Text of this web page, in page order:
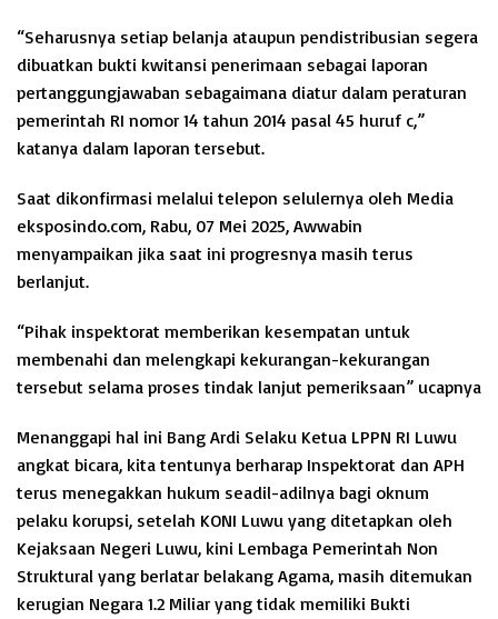
“Seharusnya setiap belanja ataupun pendistribusian segera
dibuatkan bukti kwitansi penerimaan sebagai laporan
pertanggungjawaban sebagaimana diatur dalam peraturan
pemerintah RI nomor 14 tahun 2014 pasal 45 huruf c,”
katanya dalam laporan tersebut.
Saat dikonfirmasi melalui telepon selulernya oleh Media
eksposindo.com, Rabu, 07 Mei 2025, Awwabin
menyampaikan jika saat ini progresnya masih terus
berlanjut.
“Pihak inspektorat memberikan kesempatan untuk
membenahi dan melengkapi kekurangan-kekurangan
tersebut selama proses tindak lanjut pemeriksaan” ucapnya
Menanggapi hal ini Bang Ardi Selaku Ketua LPPN RI Luwu
angkat bicara, kita tentunya berharap Inspektorat dan APH
terus menegakkan hukum seadil-adilnya bagi oknum
pelaku korupsi, setelah KONI Luwu yang ditetapkan oleh
Kejaksaan Negeri Luwu, kini Lembaga Pemerintah Non
Struktural yang berlatar belakang Agama, masih ditemukan
kerugian Negara 1.2 Miliar yang tidak memiliki Bukti